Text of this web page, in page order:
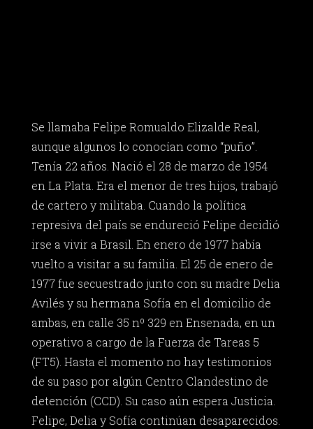
Se llamaba Felipe Romualdo Elizalde Real,
aunque algunos lo conocían como “puño”.
Tenía 22 años. Nació el 28 de marzo de 1954
en La Plata. Era el menor de tres hijos, trabajó
de cartero y militaba. Cuando la política
represiva del país se endureció Felipe decidió
irse a vivir a Brasil. En enero de 1977 había
vuelto a visitar a su familia. El 25 de enero de
1977 fue secuestrado junto con su madre Delia
Avilés y su hermana Sofía en el domicilio de
ambas, en calle 35 nº 329 en Ensenada, en un
operativo a cargo de la Fuerza de Tareas 5
(FT5). Hasta el momento no hay testimonios
de su paso por algún Centro Clandestino de
detención (CCD). Su caso aún espera Justicia.
Felipe, Delia y Sofía continúan desaparecidos.